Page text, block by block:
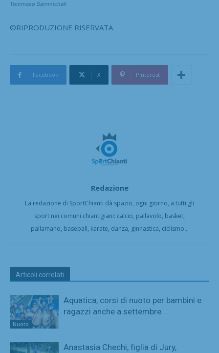
Tommaso Sammicheli
©RIPRODUZIONE RISERVATA
Facebook X Pinterest
Redazione
La redazione di SportChianti dà spazio, ogni giorno, a tutti gli
sport nei comuni chiantigiani: calcio, pallavolo, basket,
pallamano, baseball, karate, danza, ginnastica, ciclismo...
Articoli correlati
Nuoto
Aquatica, corsi di nuoto per bambini e
ragazzi anche a settembre
Anastasia Chechi, figlia di Jury,